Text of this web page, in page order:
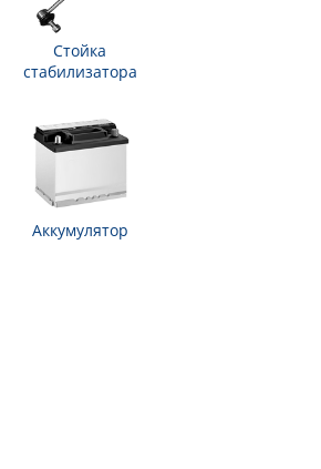
Стойка
стабилизатора
Аккумулятор